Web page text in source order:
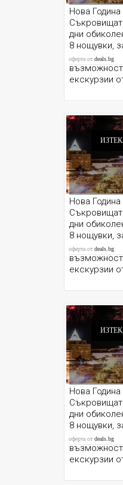
Нова Година
дни
8 нощувки,
летищни
възможност
екскурзии
оферта отdeals.bg
Нова Година
дни
8 нощувки,
летищни
възможност
екскурзии
оферта отdeals.bg
Нова Година
дни
8 нощувки,
летищни
възможност
екскурзии
оферта отdeals.bg